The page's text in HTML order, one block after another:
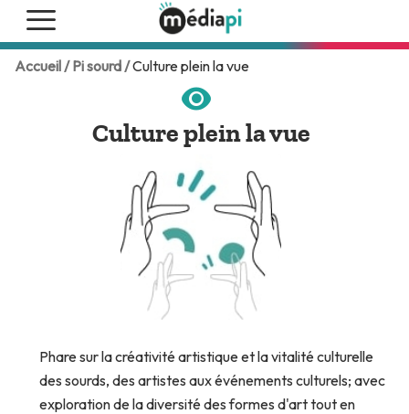
Accueil / Pi sourd /Culture plein la vue
Culture plein la vue
Phare sur la créativité artistique et la vitalité culturelle
des sourds, des artistes aux événements culturels; avec
exploration de la diversité des formes d'art tout en